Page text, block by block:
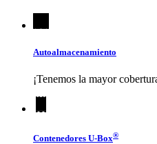
Autoalmacenamiento
¡Tenemos la mayor
Contenedores U-Box®